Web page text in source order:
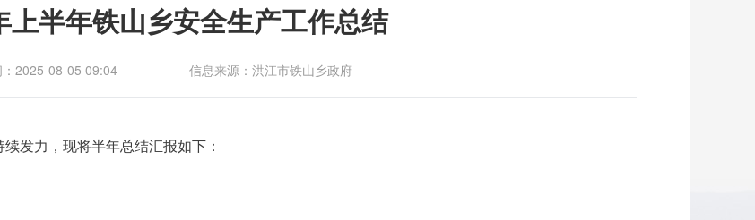
上半年铁山乡安全生产工作总结
2025-08-05 09:04 信息来源：洪江市铁山乡政府
发力，现将半年总结汇报如下：